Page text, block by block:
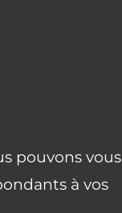
pouvons vous
à vos